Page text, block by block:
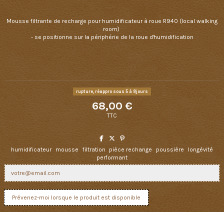
Mousse filtrante de recharge pour humidificateur à roue R940 (local walking
room)
- se positionne sur la périphérie de la roue d'humidification
rupture, réappro sous 5 à 8jours
68,00 €
TTC
humidificateur mousse filtration pièce rechange poussière
longévité
performant